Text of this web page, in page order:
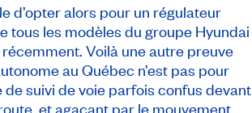
d’opter alors pour un régulateur
tous les modèles du groupe Hyundai
récemment. Voilà une autre preuve
au Québec n’est pas pour
de suivi de voie parfois confus devant
et agaçant par le mouvement